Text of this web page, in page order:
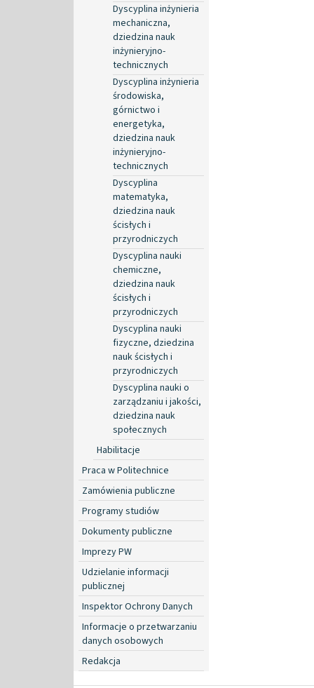
Dyscyplina inżynieria
mechaniczna,
dziedzina nauk
inżynieryjno-
technicznych
Dyscyplina inżynieria
środowiska,
górnictwo i
energetyka,
dziedzina nauk
inżynieryjno-
technicznych
Dyscyplina
matematyka,
dziedzina nauk
ścisłych i
przyrodniczych
Dyscyplina nauki
chemiczne,
dziedzina nauk
ścisłych i
przyrodniczych
Dyscyplina nauki
fizyczne, dziedzina
nauk ścisłych i
przyrodniczych
Dyscyplina nauki o
zarządzaniu i jakości,
dziedzina nauk
społecznych
Habilitacje
Praca w Politechnice
Zamówienia publiczne
Programy studiów
Dokumenty publiczne
Imprezy PW
Udzielanie informacji
publicznej
Inspektor Ochrony Danych
Informacje o przetwarzaniu
danych osobowych
Redakcja